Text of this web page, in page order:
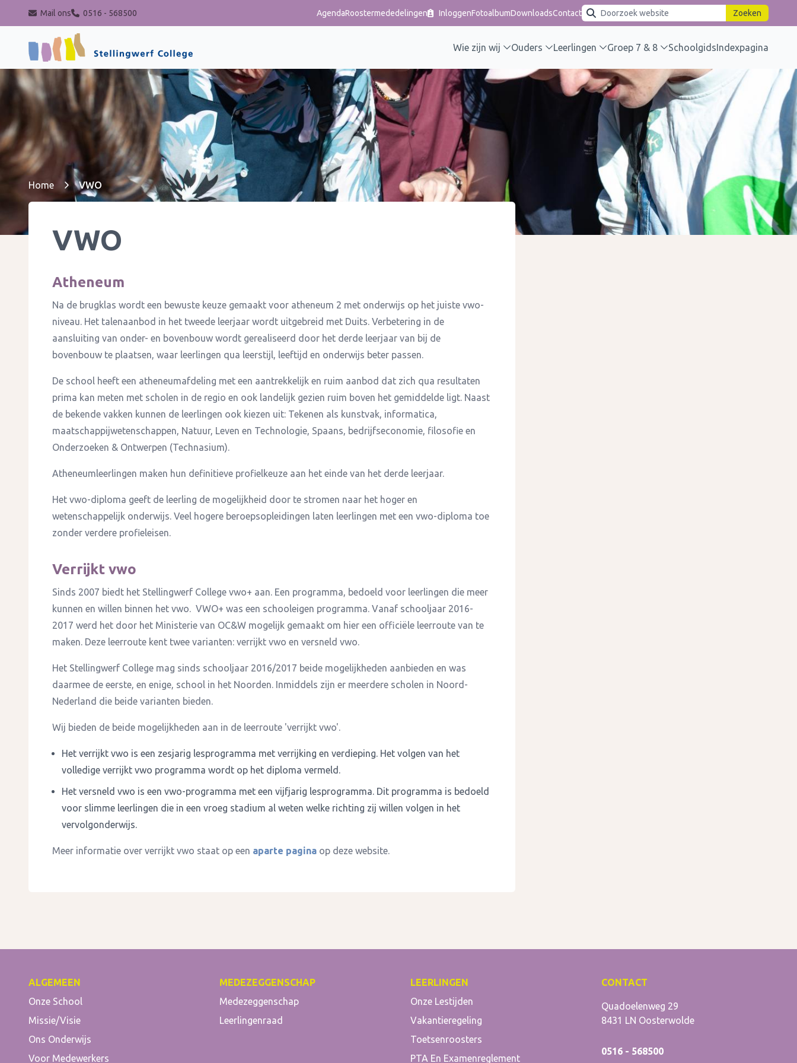
Stellingwerf College
Mail ons 0516 - 568500 AgendaRoostermededelingen InloggenFotoalbumDownloadsContactInschrijven Zoeken
Wie zijn wij Ouders Leerlingen Groep 7 & 8 SchoolgidsIndexpagina
Home VWO
VWO
Atheneum
Na de brugklas wordt een bewuste keuze gemaakt voor atheneum 2 met onderwijs op het juiste vwo-
niveau. Het talenaanbod in het tweede leerjaar wordt uitgebreid met Duits. Verbetering in de
aansluiting van onder- en bovenbouw wordt gerealiseerd door het derde leerjaar van bij de
bovenbouw te plaatsen, waar leerlingen qua leerstijl, leeftijd en onderwijs beter passen.
De school heeft een atheneumafdeling met een aantrekkelijk en ruim aanbod dat zich qua resultaten
prima kan meten met scholen in de regio en ook landelijk gezien ruim boven het gemiddelde ligt. Naast
de bekende vakken kunnen de leerlingen ook kiezen uit: Tekenen als kunstvak, informatica,
maatschappijwetenschappen, Natuur, Leven en Technologie, Spaans, bedrijfseconomie, filosofie en
Onderzoeken & Ontwerpen (Technasium).
Atheneumleerlingen maken hun definitieve profielkeuze aan het einde van het derde leerjaar.
Het vwo-diploma geeft de leerling de mogelijkheid door te stromen naar het hoger en
wetenschappelijk onderwijs. Veel hogere beroepsopleidingen laten leerlingen met een vwo-diploma toe
zonder verdere profieleisen.
Verrijkt vwo
Sinds 2007 biedt het Stellingwerf College vwo+ aan. Een programma, bedoeld voor leerlingen die meer
kunnen en willen binnen het vwo. VWO+ was een schooleigen programma. Vanaf schooljaar 2016-
2017 werd het door het Ministerie van OC&W mogelijk gemaakt om hier een officiële leerroute van te
maken. Deze leerroute kent twee varianten: verrijkt vwo en versneld vwo.
Het Stellingwerf College mag sinds schooljaar 2016/2017 beide mogelijkheden aanbieden en was
daarmee de eerste, en enige, school in het Noorden. Inmiddels zijn er meerdere scholen in Noord-
Nederland die beide varianten bieden.
Wij bieden de beide mogelijkheden aan in de leerroute 'verrijkt vwo'.
Het verrijkt vwo is een zesjarig lesprogramma met verrijking en verdieping. Het volgen van het
volledige verrijkt vwo programma wordt op het diploma vermeld.
Het versneld vwo is een vwo-programma met een vijfjarig lesprogramma. Dit programma is bedoeld
voor slimme leerlingen die in een vroeg stadium al weten welke richting zij willen volgen in het
vervolgonderwijs.
Meer informatie over verrijkt vwo staat op een aparte pagina op deze website.
ALGEMEEN
Onze School
Missie/Visie
Ons Onderwijs
Voor Medewerkers
MEDEZEGGENSCHAP
Medezeggenschap
Leerlingenraad
LEERLINGEN
Onze Lestijden
Vakantieregeling
Toetsenroosters
PTA En Examenreglement
CONTACT
Stellingwerf College
Quadoelenweg 29
8431 LN Oosterwolde
0516 - 568500